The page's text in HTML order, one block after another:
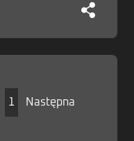
1 Następna